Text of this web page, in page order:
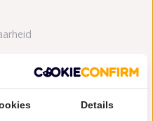
Details